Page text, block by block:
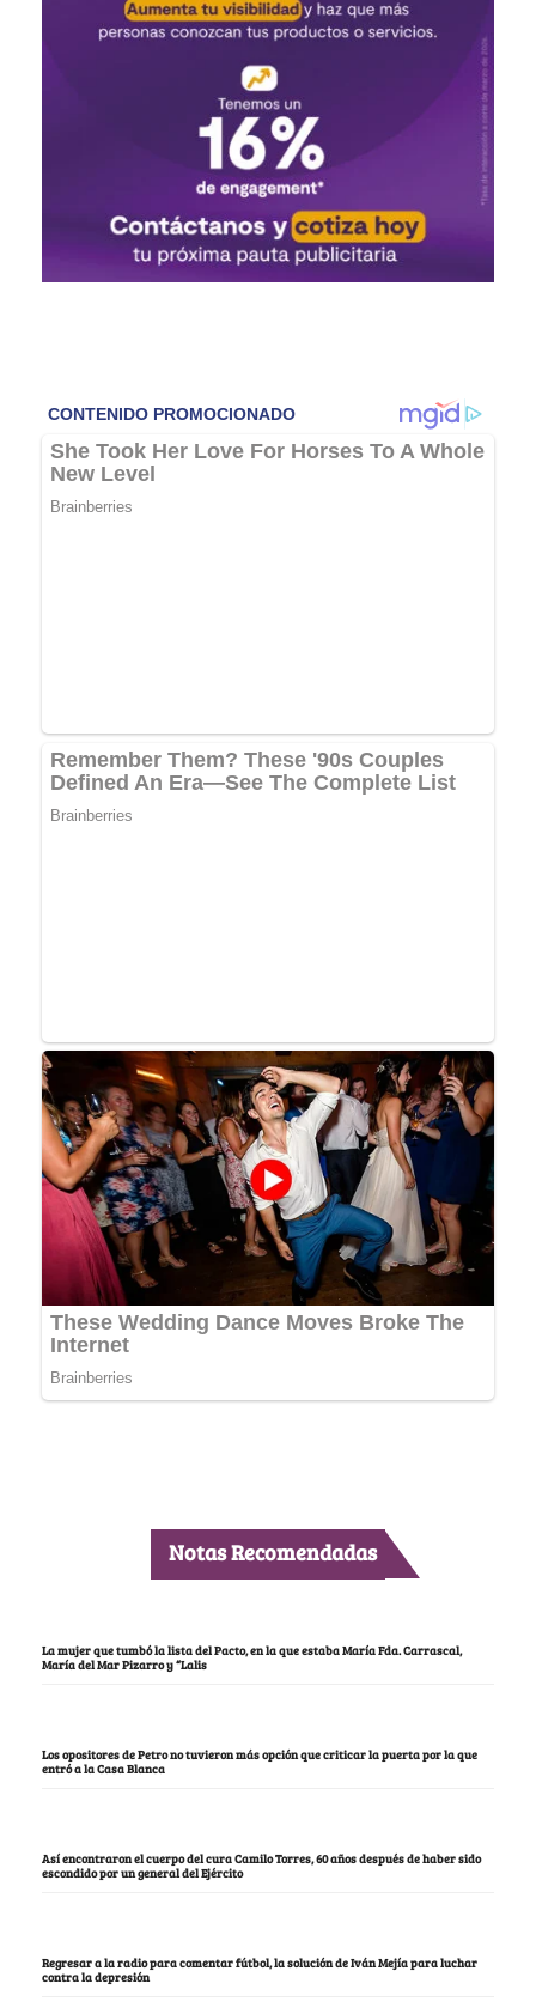
Notas Recomendadas
La mujer que tumbó la lista del Pacto, en la que estaba María Fda. Carrascal,
María del Mar Pizarro y “Lalis
Los opositores de Petro no tuvieron más opción que criticar la puerta por la que
entró a la Casa Blanca
Así encontraron el cuerpo del cura Camilo Torres, 60 años después de haber sido
escondido por un general del Ejército
Regresar a la radio para comentar fútbol, la solución de Iván Mejía para luchar
contra la depresión